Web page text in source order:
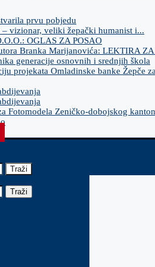
prvu pobjedu
vizionar, veliki žepački humanist i...
OGLAS ZA POSAO
Branka Marijanovića: LEKTIRA
generacije osnovnih i srednjih škola
projekata Omladinske banke Žepče
Fotomodela Zeničko-dobojskog
Traži
Traži